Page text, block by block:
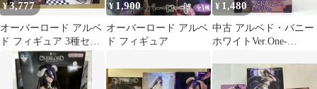
¥3,777
オーバーロード アルベ
ド フィギュア 3種セッ
¥ 1,900
オーバーロード アルベ
ド フィギュア
¥ 1,480
中古 アルベド・バニー
ホワイトVer.One-
「オーバーロード」